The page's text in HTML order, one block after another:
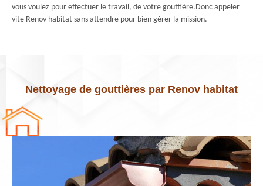
vous voulez pour effectuer le travail, de votre gouttière.Donc appeler
vite Renov habitat sans attendre pour bien gérer la mission.
Nettoyage de gouttières par Renov habitat